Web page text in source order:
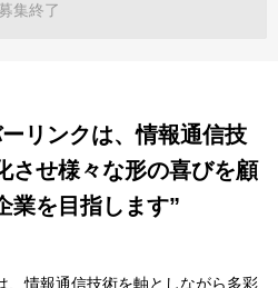
集終了
リンクは、情報通信技
させ様々な形の喜びを顧
業を目指します”
、情報通信技術を軸としながら多彩